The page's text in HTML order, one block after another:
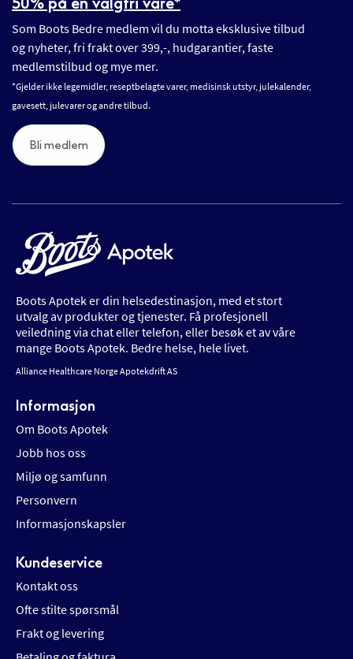
Som Boots Bedre medlem vil du motta eksklusive tilbud
og nyheter, fri frakt over 399,-, hudgarantier, faste
medlemstilbud og mye mer.
*Gjelder ikke legemidler, reseptbelagte varer, medisinsk utstyr, julekalender,
gavesett, julevarer og andre tilbud.
Bli medlem
Boots Apotek er din helsedestinasjon, med et stort
utvalg av produkter og tjenester. Få profesjonell
veiledning via chat eller telefon, eller besøk et av våre
mange Boots Apotek. Bedre helse, hele livet.
Alliance Healthcare Norge Apotekdrift AS
Informasjon
Om Boots Apotek
Jobb hos oss
Miljø og samfunn
Personvern
Informasjonskapsler
Kundeservice
Kontakt oss
Ofte stilte spørsmål
Frakt og levering